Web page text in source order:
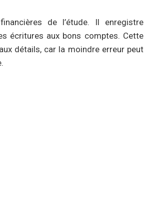
de l’étude. Il enregistre
écritures aux bons comptes. Cette
détails, car la moindre erreur peut